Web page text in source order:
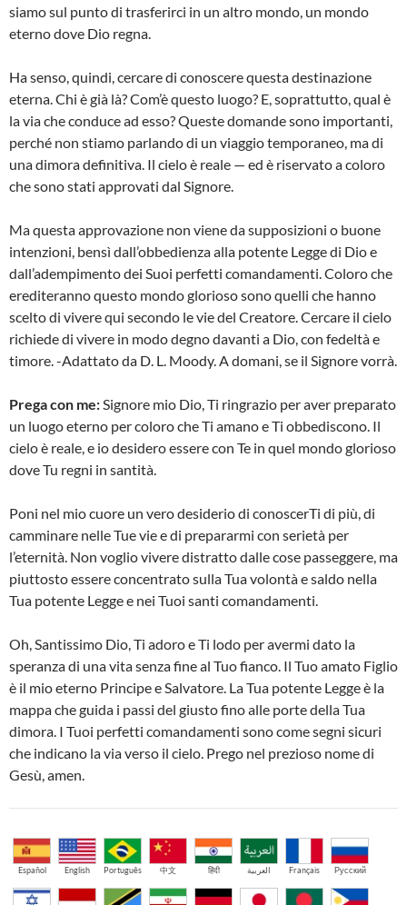
siamo sul punto di trasferirci in un altro mondo, un mondo
eterno dove Dio regna.
Ha senso, quindi, cercare di conoscere questa destinazione
eterna. Chi è già là? Com’è questo luogo? E, soprattutto, qual è
la via che conduce ad esso? Queste domande sono importanti,
perché non stiamo parlando di un viaggio temporaneo, ma di
una dimora definitiva. Il cielo è reale — ed è riservato a coloro
che sono stati approvati dal Signore.
Ma questa approvazione non viene da supposizioni o buone
intenzioni, bensì dall’obbedienza alla potente Legge di Dio e
dall’adempimento dei Suoi perfetti comandamenti. Coloro che
erediteranno questo mondo glorioso sono quelli che hanno
scelto di vivere qui secondo le vie del Creatore. Cercare il cielo
richiede di vivere in modo degno davanti a Dio, con fedeltà e
timore. -Adattato da D. L. Moody. A domani, se il Signore vorrà.
Prega con me:Signore mio Dio, Ti ringrazio per aver preparato
un luogo eterno per coloro che Ti amano e Ti obbediscono. Il
cielo è reale, e io desidero essere con Te in quel mondo glorioso
dove Tu regni in santità.
Poni nel mio cuore un vero desiderio di conoscerTi di più, di
camminare nelle Tue vie e di prepararmi con serietà per
l’eternità. Non voglio vivere distratto dalle cose passeggere, ma
piuttosto essere concentrato sulla Tua volontà e saldo nella
Tua potente Legge e nei Tuoi santi comandamenti.
Oh, Santissimo Dio, Ti adoro e Ti lodo per avermi dato la
speranza di una vita senza fine al Tuo fianco. Il Tuo amato Figlio
è il mio eterno Principe e Salvatore. La Tua potente Legge è la
mappa che guida i passi del giusto fino alle porte della Tua
dimora. I Tuoi perfetti comandamenti sono come segni sicuri
che indicano la via verso il cielo. Prego nel prezioso nome di
Gesù, amen.
Español English Português 中文 हिंदी العربية Français Русский